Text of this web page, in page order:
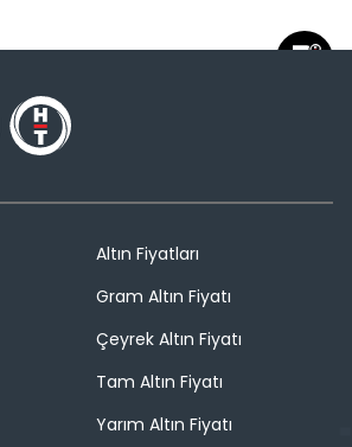
Altın Fiyatları
Gram Altın Fiyatı
Çeyrek Altın Fiyatı
Tam Altın Fiyatı
Yarım Altın Fiyatı